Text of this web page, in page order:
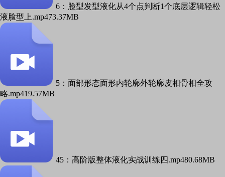
6：脸型发型液化从4个点判断1个底层逻辑轻松
液脸型上.mp473.37MB
5：面部形态面形内轮廓外轮廓皮相骨相全攻
略.mp419.57MB
45：高阶版整体液化实战训练四.mp480.68MB